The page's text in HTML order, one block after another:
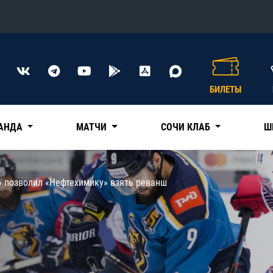
Конференция «Восток»
Нефтехимик
Трактор
Дивизион Чернышева
Авангард
Адмирал
КХЛ
БИЛЕТЫ
МАТЧИ СОЧИ КЛАБ
позволил «Нефтехимику» взять реванш